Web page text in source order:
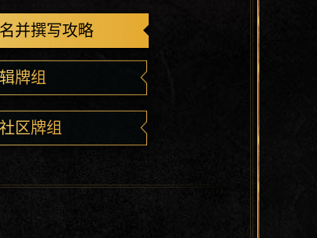
并撰写攻略
牌组
区牌组